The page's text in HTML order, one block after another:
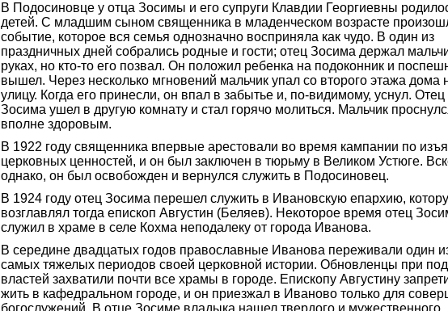
В Подосиновце у отца Зосимы и его супруги Клавдии Георгиевны
детей. С младшим сыном священника в младенческом возрасте
событие, которое вся семья однозначно восприняла как чудо. В один из
праздничных дней собрались родные и гости; отец Зосима держал
руках, но кто-то его позвал. Он положил ребенка на подоконник и
вышел. Через несколько мгновений мальчик упал со второго этажа дома
улицу. Когда его принесли, он впал в забытье и, по-видимому, уснул. Отец
Зосима ушел в другую комнату и стал горячо молиться. Мальчик
вполне здоровым.
В 1922 году священника впервые арестовали во время кампании по
церковных ценностей, и он был заключен в тюрьму в Великом Устюге.
однако, он был освобожден и вернулся служить в Подосиновец.
В 1924 году отец Зосима перешел служить в Ивановскую епархию,
возглавлял тогда епископ Августин (Беляев). Некоторое время отец
служил в храме в селе Кохма неподалеку от города Иванова.
В середине двадцатых годов православные Иванова переживали один
самых тяжелых периодов своей церковной истории. Обновленцы при
властей захватили почти все храмы в городе. Епископу Августину
жить в кафедральном городе, и он приезжал в Иваново только для
богослужений. В отце Зосиме владыка нашел твердого и мужественного